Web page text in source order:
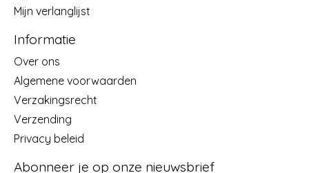
Mijn verlanglijst
Informatie
Over ons
Algemene voorwaarden
Verzakingsrecht
Verzending
Privacy beleid
Abonneer je op onze nieuwsbrief